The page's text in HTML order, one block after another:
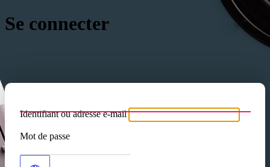
Se connecter
Identifiant ou adresse e-mail
Mot de passe